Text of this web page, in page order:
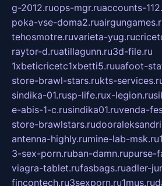
g-2012.ruops-mgr.ruaccounts-
poka-vse-doma2.ru
tehosmotre.ruvarieta-yug.ru
raytor-d.ruatillagunn.ru3d-file.ru
1xbeticricetc1xbetti5.ruuafoot-
store-brawl-stars.rukts-
sindika-01.rusp-life.rux-legion.ru
e-abis-1-c.rusindika01.ruvenda-
store-brawlstars.ru
antenna-highly.rumine-lab-msk.ru
3-sex-porn.ruban-damn.rupurse-
viagra-tablet.rufasbags.ruadler-
fincontech.ru3sexporn.ru1mus.ru